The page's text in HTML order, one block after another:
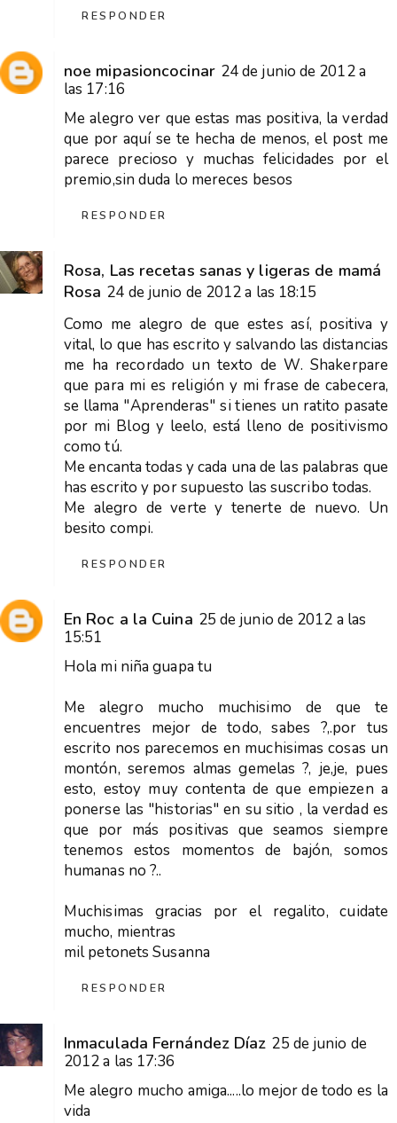
RESPONDER
noe mipasioncocinar 24 de junio de 2012 a
las 17:16
Me alegro ver que estas mas positiva, la verdad
que por aquí se te hecha de menos, el post me
parece precioso y muchas felicidades por el
premio,sin duda lo mereces besos
RESPONDER
Rosa, Las recetas sanas y ligeras de mamá
Rosa 24 de junio de 2012 a las 18:15
Como me alegro de que estes así, positiva y
vital, lo que has escrito y salvando las distancias
me ha recordado un texto de W. Shakerpare
que para mi es religión y mi frase de cabecera,
se llama "Aprenderas" si tienes un ratito pasate
por mi Blog y leelo, está lleno de positivismo
como tú.
Me encanta todas y cada una de las palabras que
has escrito y por supuesto las suscribo todas.
Me alegro de verte y tenerte de nuevo. Un
besito compi.
RESPONDER
En Roc a la Cuina 25 de junio de 2012 a las
15:51
Hola mi niña guapa tu
Me alegro mucho muchisimo de que te
encuentres mejor de todo, sabes ?,.por tus
escrito nos parecemos en muchisimas cosas un
montón, seremos almas gemelas ?, je,je, pues
esto, estoy muy contenta de que empiezen a
ponerse las "historias" en su sitio , la verdad es
que por más positivas que seamos siempre
tenemos estos momentos de bajón, somos
humanas no ?..
Muchisimas gracias por el regalito, cuidate
mucho, mientras
mil petonets Susanna
RESPONDER
Inmaculada Fernández Díaz 25 de junio de
2012 a las 17:36
Me alegro mucho amiga.....lo mejor de todo es la
vida